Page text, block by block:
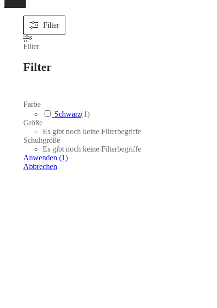
Filter
Filter
Filter
Farbe
Schwarz(1)
Größe
Es gibt noch keine Filterbegriffe
Schuhgröße
Es gibt noch keine Filterbegriffe
Anwenden (1)
Abbrechen